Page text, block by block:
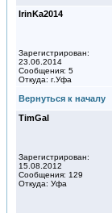
IrinKa2014
Зарегистрирован:
23.06.2014
Сообщения: 5
Откуда: г.Уфа
Вернуться к началу
TimGal
Зарегистрирован:
15.08.2012
Сообщения: 129
Откуда: Уфа